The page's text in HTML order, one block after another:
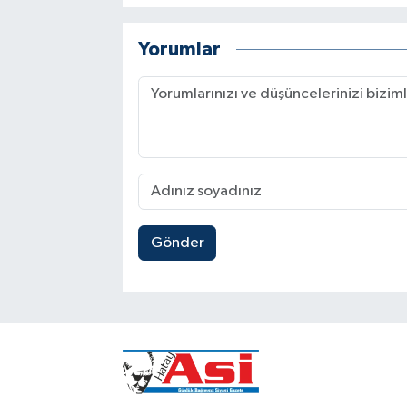
Yorumlar
Gönder